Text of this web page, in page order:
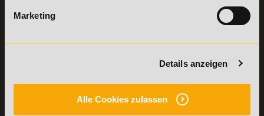
Marketing
Details anzeigen
Alle Cookies zulassen
Willy-Brandt-Platz 2
71522Backnang
Freitag: 8:00 - 17:00 Uhr
Samstag: 9:00 - 15:00 Uhr
Fördermöglichkeiten
Bildungsgutschein
Bring a Friend
Partnerprogramm
der Academy of
Sports
Stellenangebote